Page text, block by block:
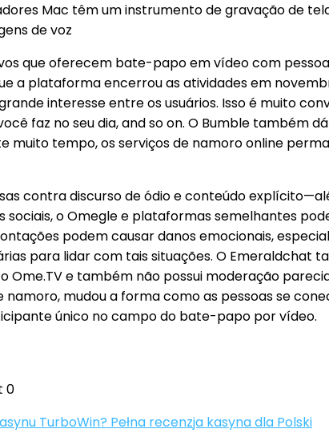
Mac têm um instrumento de gravação de
de voz
que oferecem bate-papo em vídeo com
a plataforma encerrou as atividades em
interesse entre os usuários. Isso é muito
faz no seu dia, and so on. O Bumble
muito tempo, os serviços de namoro online
contra discurso de ódio e conteúdo
sociais, o Omegle e plataformas semelhantes
podem causar danos emocionais,
para lidar com tais situações. O Emeraldchat
Ome.TV e também não possui moderação
mudou a forma como as pessoas se
único no campo do bate-papo por vídeo.
0